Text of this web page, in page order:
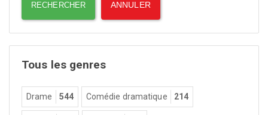
Tous les genres
Drame 544 Comédie dramatique 214